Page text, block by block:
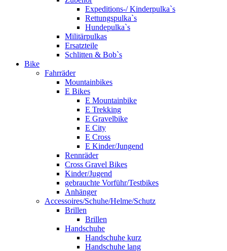
Expeditions-/ Kinderpulka`s
Rettungspulka`s
Hundepulka`s
Militärpulkas
Ersatzteile
Schlitten & Bob`s
Bike
Fahrräder
Mountainbikes
E Bikes
E Mountainbike
E Trekking
E Gravelbike
E City
E Cross
E Kinder/Jungend
Rennräder
Cross Gravel Bikes
Kinder/Jugend
gebrauchte Vorführ/Testbikes
Anhänger
Accessoires/Schuhe/Helme/Schutz
Brillen
Brillen
Handschuhe
Handschuhe kurz
Handschuhe lang